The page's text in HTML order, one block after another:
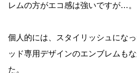
レムの方がエコ感は強いですが…。
個人的には、スタイリッシュにな
ッド専用デザインのエンブレムも
た。